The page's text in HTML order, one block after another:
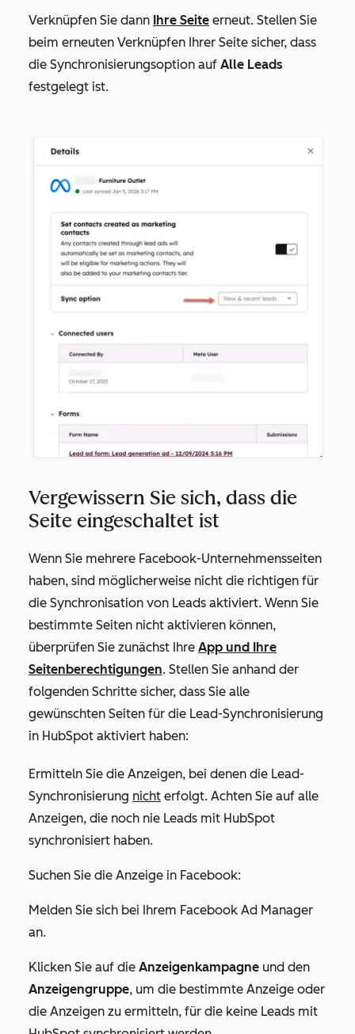
Verknüpfen Sie dann Ihre Seite erneut. Stellen Sie
beim erneuten Verknüpfen Ihrer Seite sicher, dass
die Synchronisierungsoption auf Alle Leads
festgelegt ist.
Vergewissern Sie sich, dass die
Seite eingeschaltet ist
Wenn Sie mehrere Facebook-Unternehmensseiten
haben, sind möglicherweise nicht die richtigen für
die Synchronisation von Leads aktiviert. Wenn Sie
bestimmte Seiten nicht aktivieren können,
überprüfen Sie zunächst Ihre App und Ihre
Seitenberechtigungen. Stellen Sie anhand der
folgenden Schritte sicher, dass Sie alle
gewünschten Seiten für die Lead-Synchronisierung
in HubSpot aktiviert haben:
Ermitteln Sie die Anzeigen, bei denen die Lead-
Synchronisierung nicht erfolgt. Achten Sie auf alle
Anzeigen, die noch nie Leads mit HubSpot
synchronisiert haben.
Suchen Sie die Anzeige in Facebook:
Melden Sie sich bei Ihrem Facebook Ad Manager
an.
Klicken Sie auf die Anzeigenkampagne und den
Anzeigengruppe, um die bestimmte Anzeige oder
die Anzeigen zu ermitteln, für die keine Leads mit